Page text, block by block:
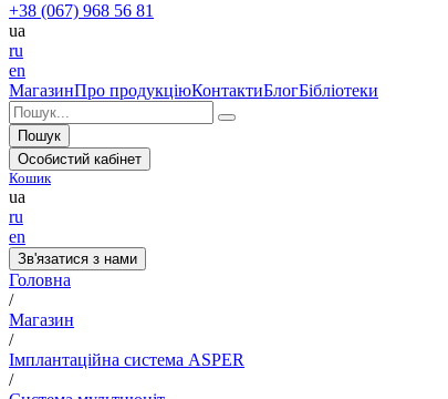
+38 (067) 968 56 81
ua
ru
en
МагазинПро продукціюКонтактиБлогБібліотеки
Пошук
Особистий кабінет
Кошик
ua
ru
en
Зв'язатися з нами
Головна
/
Магазин
/
Імплантаційна система ASPER
/